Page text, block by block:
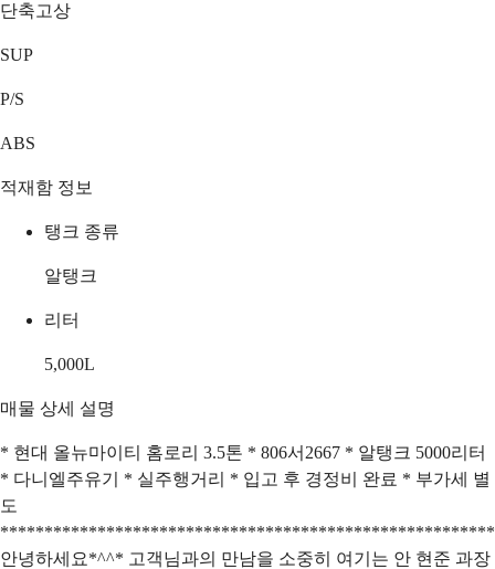
단축고상
SUP
P/S
ABS
적재함 정보
탱크 종류
알탱크
리터
5,000L
매물 상세 설명
* 현대 올뉴마이티 홈로리 3.5톤 * 806서2667 * 알탱크 5000리터
* 다니엘주유기 * 실주행거리 * 입고 후 경정비 완료 * 부가세 별
도
안녕하세요*^^* 고객님과의 만남을 소중히 여기는 안 현준 과장